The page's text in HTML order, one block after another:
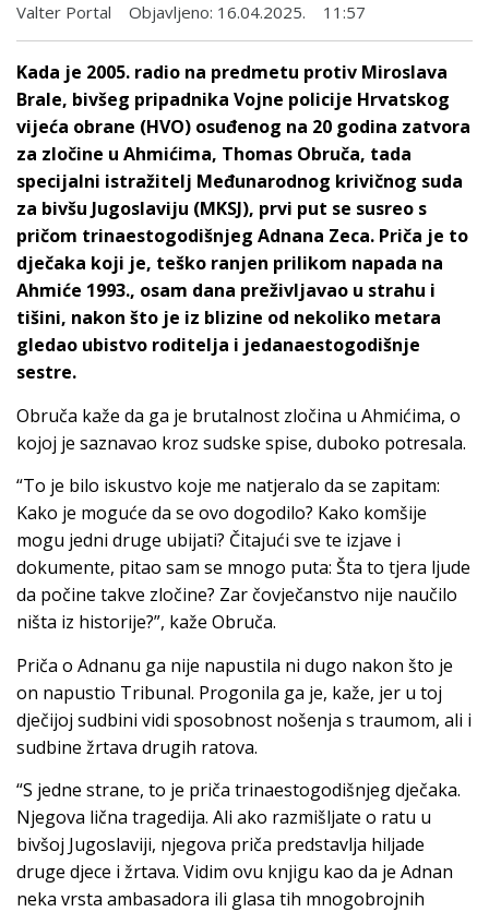
Valter Portal Objavljeno: 16.04.2025. 11:57
Kada je 2005. radio na predmetu protiv Miroslava
Brale, bivšeg pripadnika Vojne policije Hrvatskog
vijeća obrane (HVO) osuđenog na 20 godina zatvora
za zločine u Ahmićima, Thomas Obruča, tada
specijalni istražitelj Međunarodnog krivičnog suda
za bivšu Jugoslaviju (MKSJ), prvi put se susreo s
pričom trinaestogodišnjeg Adnana Zeca. Priča je to
dječaka koji je, teško ranjen prilikom napada na
Ahmiće 1993., osam dana preživljavao u strahu i
tišini, nakon što je iz blizine od nekoliko metara
gledao ubistvo roditelja i jedanaestogodišnje
sestre.
Obruča kaže da ga je brutalnost zločina u Ahmićima, o
kojoj je saznavao kroz sudske spise, duboko potresala.
“To je bilo iskustvo koje me natjeralo da se zapitam:
Kako je moguće da se ovo dogodilo? Kako komšije
mogu jedni druge ubijati? Čitajući sve te izjave i
dokumente, pitao sam se mnogo puta: Šta to tjera ljude
da počine takve zločine? Zar čovječanstvo nije naučilo
ništa iz historije?”, kaže Obruča.
Priča o Adnanu ga nije napustila ni dugo nakon što je
on napustio Tribunal. Progonila ga je, kaže, jer u toj
dječijoj sudbini vidi sposobnost nošenja s traumom, ali i
sudbine žrtava drugih ratova.
“S jedne strane, to je priča trinaestogodišnjeg dječaka.
Njegova lična tragedija. Ali ako razmišljate o ratu u
bivšoj Jugoslaviji, njegova priča predstavlja hiljade
druge djece i žrtava. Vidim ovu knjigu kao da je Adnan
neka vrsta ambasadora ili glasa tih mnogobrojnih